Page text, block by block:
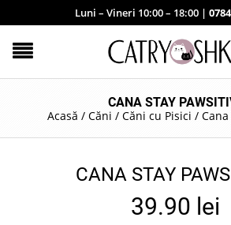
Luni – Vineri 10:00 – 18:00 |
CANA STAY
Acasă / Căni / Căni cu Pisici /
CANA STAY
39.90 lei